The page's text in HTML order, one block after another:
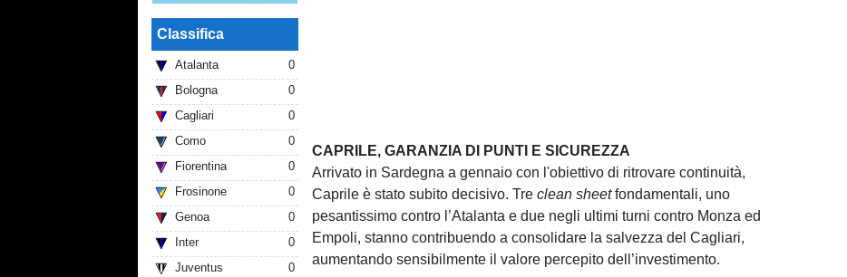
Classifica
Atalanta
0
Bologna
0
Cagliari
0
Como
0
Fiorentina
0
Frosinone
0
Genoa
0
Inter
0
Juventus
0
CAPRILE, GARANZIA DI PUNTI E SICUREZZA
Arrivato in Sardegna a gennaio con l'obiettivo di ritrovare continuità,
Caprile è stato subito decisivo. Treclean sheetfondamentali, uno
pesantissimo contro l’Atalanta e due negli ultimi turni contro Monza ed
Empoli, stanno contribuendo a consolidare la salvezza del Cagliari,
aumentando sensibilmente il valore percepito dell’investimento.